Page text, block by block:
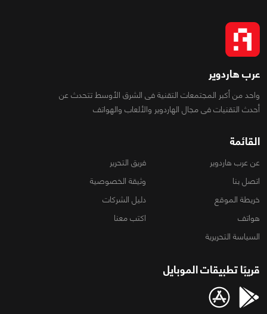
عرب هاردوير
واحد من أكبر المجتمعات التقنية فى الشرق الأوسط تتحدث عن
أحدث التقنيات فى مجال الهاردوير والألعاب والهواتف
القائمة
عن عرب هاردوير
فريق التحرير
اتصل بنا
وثيقة الخصوصية
خريطة الموقع
دليل الشركات
هواتف
اكتب معنا
السياسة التحريرية
قريبًا تطبيقات الموبايل